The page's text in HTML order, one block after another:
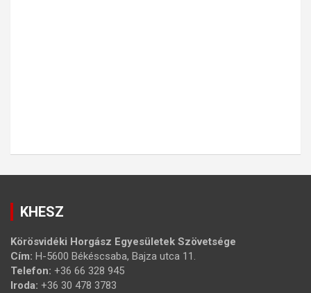
KHESZ
Körösvidéki Horgász Egyesületek Szövetsége
Cím: H-5600 Békéscsaba, Bajza utca 11.
Telefon: +36 66 328 945
Iroda: +36 30 478 3783